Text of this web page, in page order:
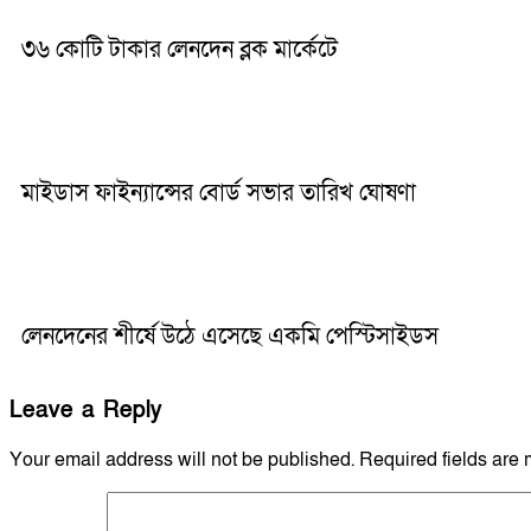
৩৬ কোটি টাকার লেনদেন ব্লক মার্কেটে
মাইডাস ফাইন্যান্সের বোর্ড সভার তারিখ ঘোষণা
লেনদেনের শীর্ষে উঠে এসেছে একমি পেস্টিসাইডস
Leave a Reply
Your email address will not be published. Required fields are